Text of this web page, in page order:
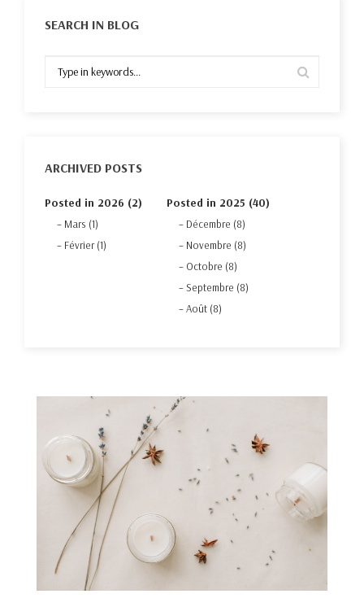
SEARCH IN BLOG
ARCHIVED POSTS
Posted in 2026 (2)
Mars (1)
Février (1)
Posted in 2025 (40)
Décembre (8)
Novembre (8)
Octobre (8)
Septembre (8)
Août (8)